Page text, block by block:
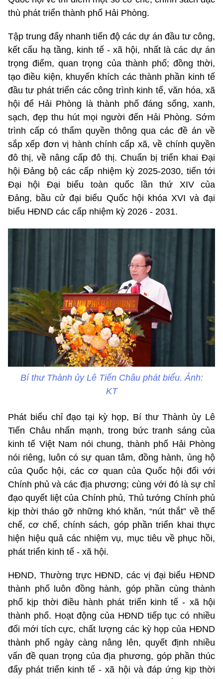
thù phát triển thành phố Hải Phòng.
Tập trung đẩy nhanh tiến độ các dự án đầu tư công,
kết cấu hạ tầng, kinh tế - xã hội, nhất là các dự án
trọng điểm, quan trọng của thành phố; đồng thời,
tạo điều kiện, khuyến khích các thành phần kinh tế
đầu tư phát triển các công trình kinh tế, văn hóa, xã
hội để Hải Phòng là thành phố đáng sống, xanh,
sạch, đẹp thu hút mọi người đến Hải Phòng. Sớm
trình cấp có thẩm quyền thông qua các đề án về
sắp xếp đơn vị hành chính cấp xã, về chính quyền
đô thị, về nâng cấp đô thị. Chuẩn bị triển khai Đại
hội Đảng bộ các cấp nhiệm kỳ 2025-2030, tiến tới
Đại hội Đại biểu toàn quốc lần thứ XIV của
Đảng, bầu cử đại biểu Quốc hội khóa XVI và đại
biểu HĐND các cấp nhiệm kỳ 2026 - 2031.
Bí thư Thành ủy Lê Tiến Châu phát biểu. Ảnh:
KT
Phát biểu chỉ đạo tại kỳ họp, Bí thư Thành ủy Lê
Tiến Châu nhấn mạnh, trong bức tranh sáng của
kinh tế Việt Nam nói chung, thành phố Hải Phòng
nói riêng, luôn có sự quan tâm, đồng hành, ủng hộ
của Quốc hội, các cơ quan của Quốc hội đối với
Chính phủ và các địa phương; cùng với đó là sự chỉ
đạo quyết liệt của Chính phủ, Thủ tướng Chính phủ
kịp thời tháo gỡ những khó khăn, “nút thắt” về thể
chế, cơ chế, chính sách, góp phần triển khai thực
hiện hiệu quả các nhiệm vụ, mục tiêu về phục hồi,
phát triển kinh tế - xã hội.
HĐND, Thường trực HĐND, các vị đại biểu HĐND
thành phố luôn đồng hành, góp phần cùng thành
phố kịp thời điều hành phát triển kinh tế - xã hội
thành phố. Hoạt động của HĐND tiếp tục có nhiều
đổi mới tích cực, chất lượng các kỳ họp của HĐND
thành phố ngày càng nâng lên, quyết định nhiều
vấn đề quan trọng của địa phương, góp phần thúc
đẩy phát triển kinh tế - xã hội và đáp ứng kịp thời